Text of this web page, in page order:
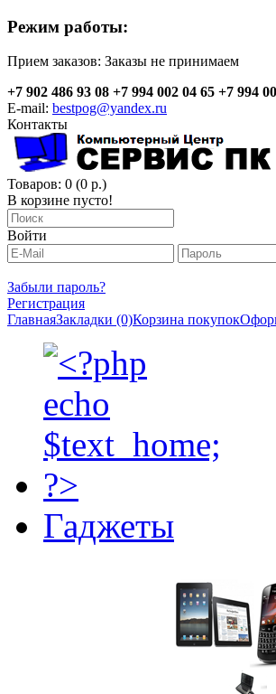
Режим работы:
Прием заказов: Заказы не принимаем
+7 902 486 93 08 +7 994 002 04 65 +7 994
E-mail: bestpog@yandex.ru
Контакты
Товаров: 0 (0 р.)
В корзине пусто!
Войти
Забыли пароль?
Регистрация
ГлавнаяЗакладки (0)Корзина покупок
Гаджеты